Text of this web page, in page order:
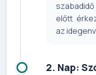
előtt
az
2. Nap: